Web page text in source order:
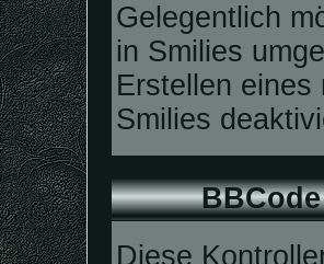
Gelegentlich
in Smilies
Erstellen
Smilies
Diese